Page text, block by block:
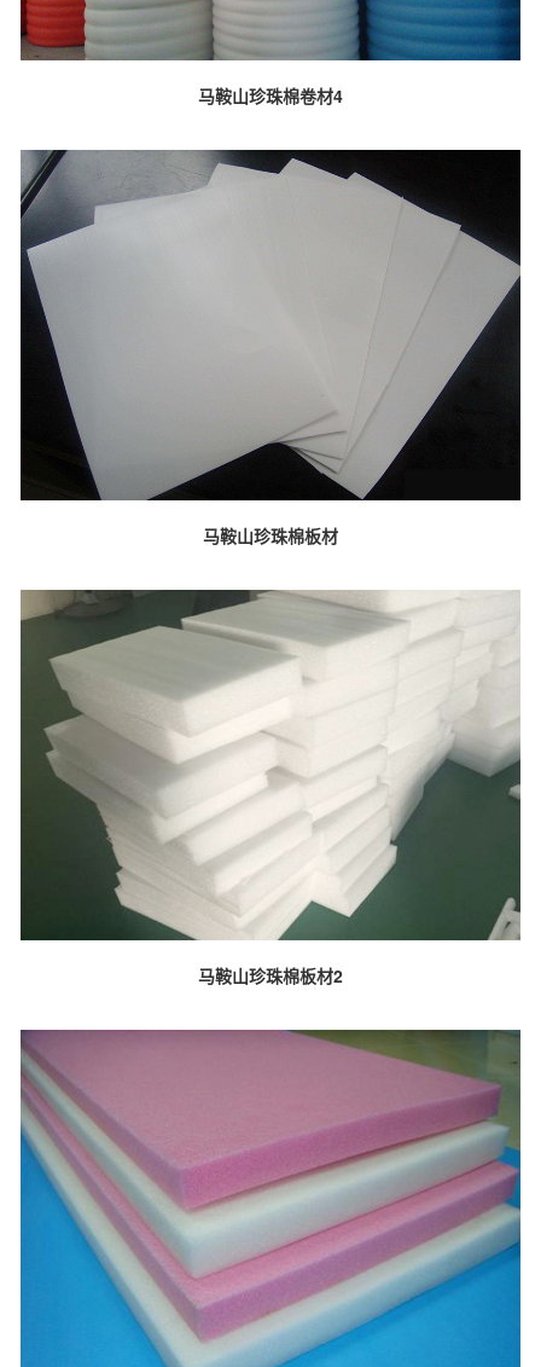
马鞍山珍珠棉卷材4
马鞍山珍珠棉板材
马鞍山珍珠棉板材2